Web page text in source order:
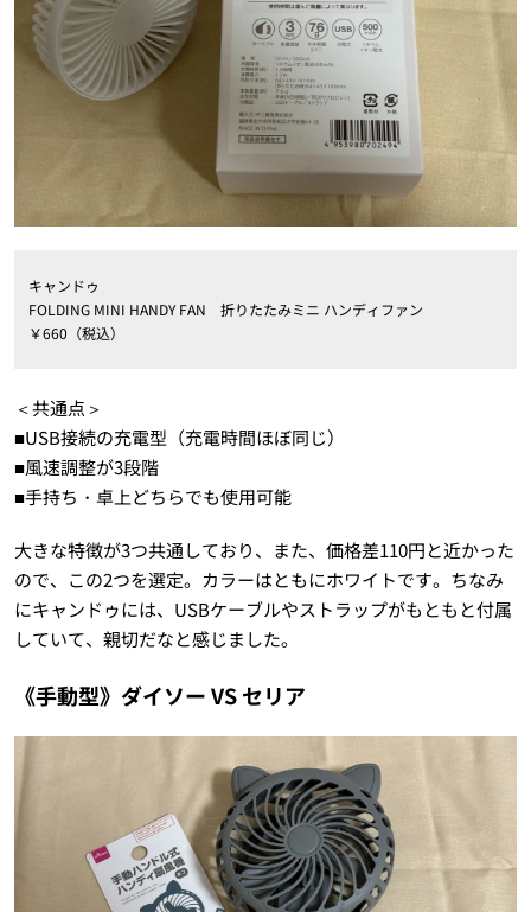
キャンドゥ
FOLDING MINI HANDY FAN 折りたたみミニ ハンディファン
￥660（税込）
＜共通点＞
■USB接続の充電型（充電時間ほぼ同じ）
■風速調整が3段階
■手持ち・卓上どちらでも使用可能
大きな特徴が3つ共通しており、また、価格差110円と近かった
ので、この2つを選定。カラーはともにホワイトです。ちなみ
にキャンドゥには、USBケーブルやストラップがもともと付属
していて、親切だなと感じました。
《手動型》ダイソー VS セリア